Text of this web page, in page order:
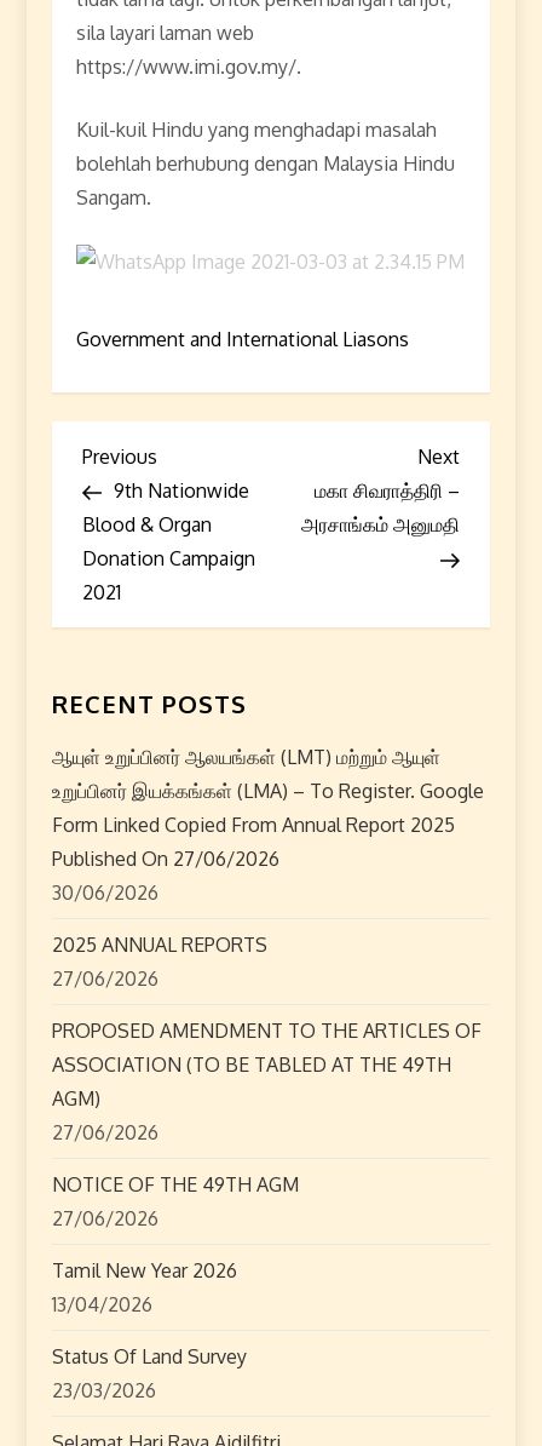
sila layari laman web
https://www.imi.gov.my/.
Kuil-kuil Hindu yang menghadapi masalah
bolehlah berhubung dengan Malaysia Hindu
Sangam.
Government and International Liasons
P
o
s
t
a
v
i
g
a
t
i
o
n
Previous
Post
Previous
9th Nationwide
Blood & Organ
Donation Campaign
2021
Next
Next
மகா சிவராத்திரி –
அரசாங்கம் அனுமதி
RECENT POSTS
ஆயுள் உறுப்பினர் ஆலயங்கள் (LMT) மற்றும் ஆயுள்
உறுப்பினர் இயக்கங்கள் (LMA) – To Register. Google
Form Linked Copied From Annual Report 2025
Published On 27/06/2026
30/06/2026
2025 ANNUAL REPORTS
27/06/2026
PROPOSED AMENDMENT TO THE ARTICLES OF
ASSOCIATION (TO BE TABLED AT THE 49TH
AGM)
27/06/2026
NOTICE OF THE 49TH AGM
27/06/2026
Tamil New Year 2026
13/04/2026
Status Of Land Survey
23/03/2026